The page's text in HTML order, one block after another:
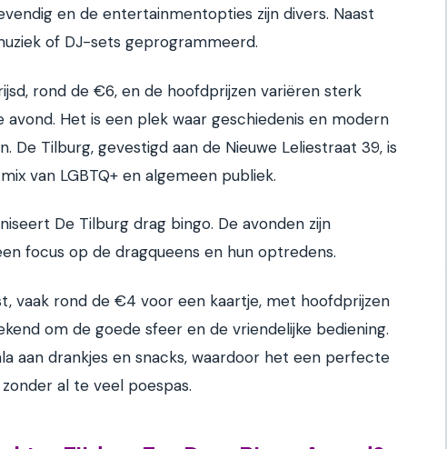
en de entertainmentopties zijn divers. Naast
of DJ-sets geprogrammeerd.
rond de €6, en de hoofdprijzen variëren sterk
avond. Het is een plek waar geschiedenis en modern
De Tilburg, gevestigd aan de Nieuwe Leliestraat 39, is
van LGBTQ+ en algemeen publiek.
De Tilburg drag bingo. De avonden zijn
focus op de dragqueens en hun optredens.
vaak rond de €4 voor een kaartje, met hoofdprijzen
om de goede sfeer en de vriendelijke bediening.
aan drankjes en snacks, waardoor het een perfecte
al te veel poespas.